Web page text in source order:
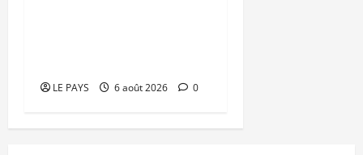
LE PAYS 6 août 2026 0